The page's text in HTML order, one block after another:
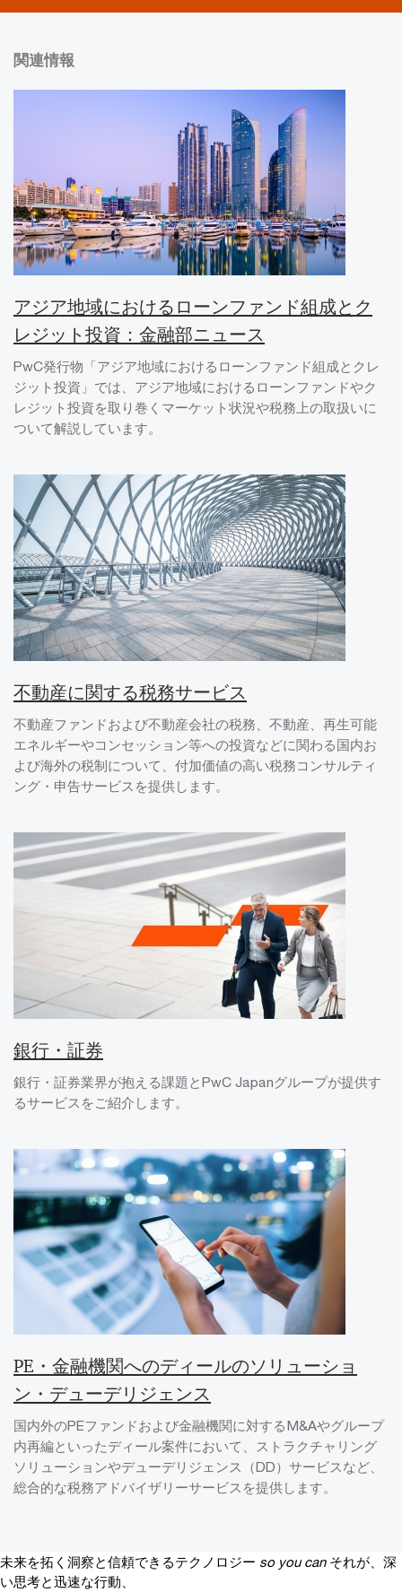
関連情報
アジア地域におけるローンファンド組成とク
レジット投資：金融部ニュース
PwC発行物「アジア地域におけるローンファンド組成とクレ
ジット投資」では、アジア地域におけるローンファンドやク
レジット投資を取り巻くマーケット状況や税務上の取扱いに
ついて解説しています。
不動産に関する税務サービス
不動産ファンドおよび不動産会社の税務、不動産、再生可能
エネルギーやコンセッション等への投資などに関わる国内お
よび海外の税制について、付加価値の高い税務コンサルティ
ング・申告サービスを提供します。
銀行・証券
銀行・証券業界が抱える課題とPwC Japanグループが提供す
るサービスをご紹介します。
PE・金融機関へのディールのソリューショ
ン・デューデリジェンス
国内外のPEファンドおよび金融機関に対するM&Aやグループ
内再編といったディール案件において、ストラクチャリング
ソリューションやデューデリジェンス（DD）サービスなど、
総合的な税務アドバイザリーサービスを提供します。
未来を拓く洞察と信頼できるテクノロジー so you can それが、深
い思考と迅速な行動、